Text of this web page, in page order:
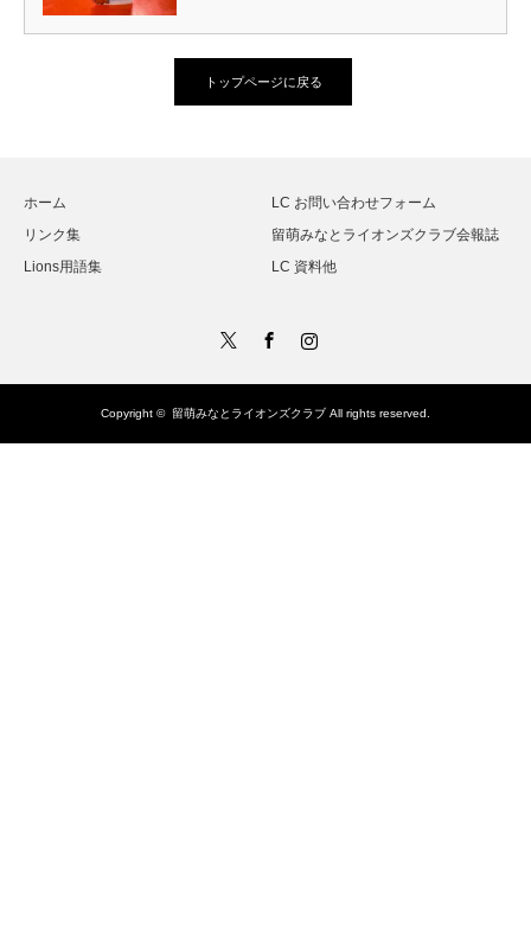
トップページに戻る
ホーム
LC お問い合わせフォーム
リンク集
留萌みなとライオンズクラブ会報誌
Lions用語集
LC 資料他
Instagram
Copyright © 留萌みなとライオンズクラブ All rights reserved.